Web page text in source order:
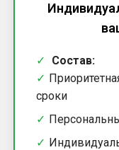
Состав:
сроки